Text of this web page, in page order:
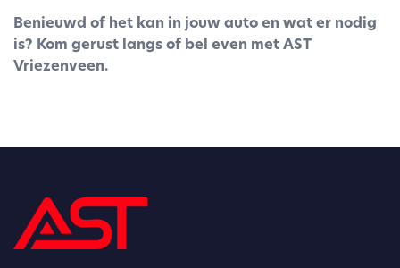
Benieuwd of het kan in jouw auto en wat er nodig
is? Kom gerust langs of bel even met AST
Vriezenveen.